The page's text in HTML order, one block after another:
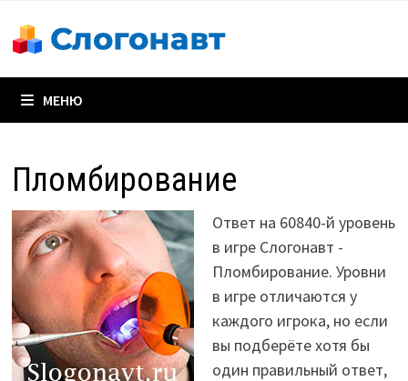
содержимому
МЕНЮ
Пломбирование
Ответ на 60840-й уровень
в игре Слогонавт -
Пломбирование. Уровни
в игре отличаются у
каждого игрока, но если
вы подберёте хотя бы
один правильный ответ,